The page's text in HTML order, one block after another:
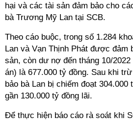
hại và các tài sản đảm bảo cho
bà Trương Mỹ Lan tại SCB.
Theo cáo buộc, trong số 1.284
Lan và Vạn Thịnh Phát được đảm
sản, còn dư nợ đến tháng 10/
án) là 677.000 tỷ đồng. Sau khi
bảo bà Lan bị chiếm đoạt 304.000
gần 130.000 tỷ đồng lãi.
Để thực hiện báo cáo rà soát khi